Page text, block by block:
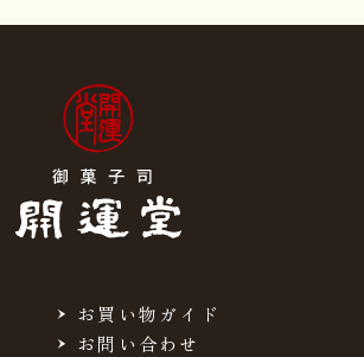
お買い物ガイド
お問い合わせ